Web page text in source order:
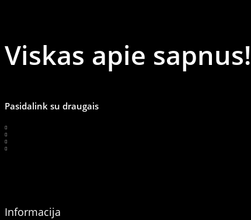
Viskas apie sapnus!
Pasidalink su draugais
Informacija